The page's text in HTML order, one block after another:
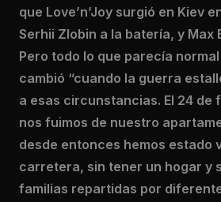
que Love’n’Joy surgió en Kiev
Serhii Zlobin a la batería, y Max
Pero todo lo que parecía
cambió “cuando la guerra
a esas circunstancias. El 24 de
nos fuimos de nuestro
desde entonces hemos estado
carretera, sin tener un hogar y
familias repartidas por